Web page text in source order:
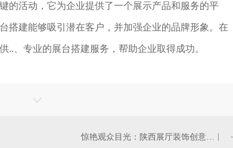
的活动，它为企业提供了一个展示产品和服务的平
搭建能够吸引潜在客户，并加强企业的品牌形象。在
..、专业的展台搭建服务，帮助企业取得成功。
惊艳观众目光：陕西展厅装饰创意设计勾勒非凡空间